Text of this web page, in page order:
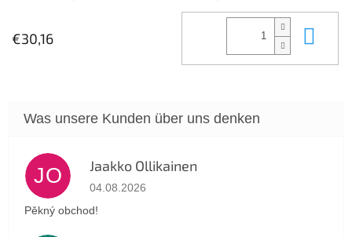
€30,16
JO Jaakko Ollikainen
Die Shop-Bewertung beträgt 5 von 5 Sternen.
04.08.2026
Pěkný obchod!